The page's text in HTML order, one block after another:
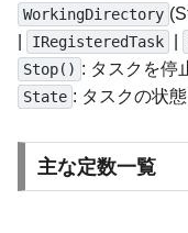
WorkingDirectory
IRegisteredTask
Stop() : タスクを停
State : タスクの状
主な定数一覧